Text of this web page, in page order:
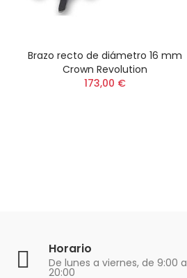
Brazo recto de diámetro 16 mm
Crown Revolution
173,00 €
Horario
De lunes a viernes, de 9:00 a
20:00